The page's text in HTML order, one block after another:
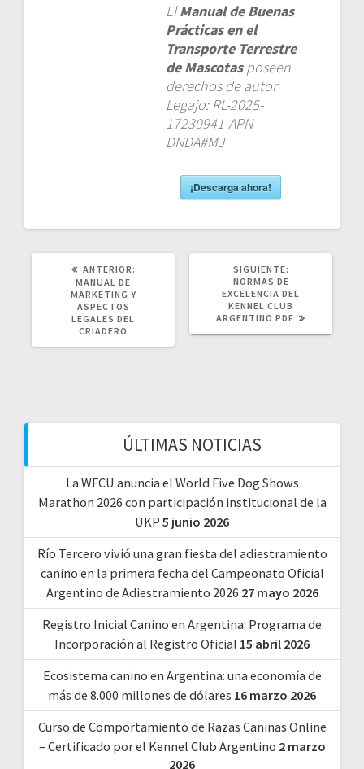
ElManual de Buenas
Prácticas en el
Transporte Terrestre
de Mascotasposeen
derechos de autor
Legajo: RL-2025-
17230941-APN-
DNDA#MJ
¡Descarga ahora!
ANTERIOR:
MANUAL DE
MARKETING Y
ASPECTOS
LEGALES DEL
CRIADERO
SIGUIENTE:
POST:
NORMAS DE
EXCELENCIA DEL
KENNEL CLUB
ARGENTINO PDF
ÚLTIMAS NOTICIAS
La WFCU anuncia el World Five Dog Shows
Marathon 2026 con participación institucional de la
UKP 5 junio 2026
Río Tercero vivió una gran fiesta del adiestramiento
canino en la primera fecha del Campeonato Oficial
Argentino de Adiestramiento 2026 27 mayo 2026
Registro Inicial Canino en Argentina: Programa de
Incorporación al Registro Oficial 15 abril 2026
Ecosistema canino en Argentina: una economía de
más de 8.000 millones de dólares 16 marzo 2026
Curso de Comportamiento de Razas Caninas Online
– Certificado por el Kennel Club Argentino 2 marzo
2026